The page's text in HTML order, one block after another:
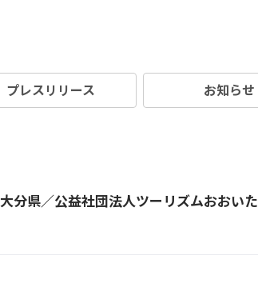
プレスリリース お知らせ
大分県／公益社団法人ツーリズムおおいた